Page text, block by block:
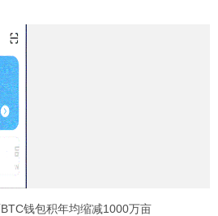
钱包积年均缩减1000万亩